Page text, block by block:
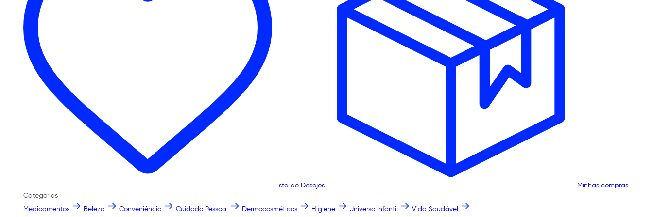
Lista de Desejos
Minhas compras
Categorias
Medicamentos
Beleza Conveniência Cuidado Pessoal Dermocosméticos Higiene Universo Infantil Vida Saudável